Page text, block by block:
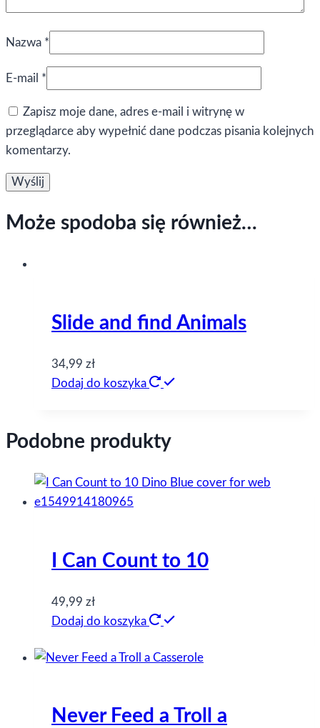
Nazwa *
E-mail *
Zapisz moje dane, adres e-mail i witrynę w
przeglądarce aby wypełnić dane podczas pisania kolejnych
komentarzy.
Może spodoba się również…
Slide and find Animals
34,99 zł
Dodaj do koszyka
Podobne produkty
I Can Count to 10
49,99 zł
Dodaj do koszyka
Never Feed a Troll a